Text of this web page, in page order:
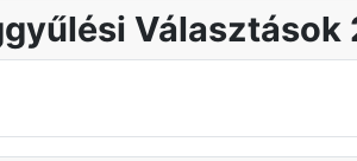
Választások